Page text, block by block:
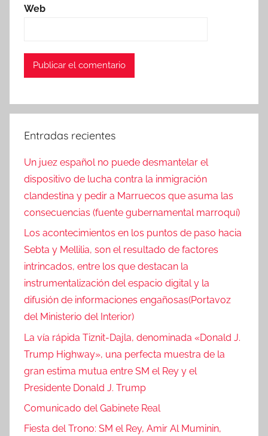
Web
Entradas recientes
Un juez español no puede desmantelar el
dispositivo de lucha contra la inmigración
clandestina y pedir a Marruecos que asuma las
consecuencias (fuente gubernamental marroquí)
Los acontecimientos en los puntos de paso hacia
Sebta y Mellilia, son el resultado de factores
intrincados, entre los que destacan la
instrumentalización del espacio digital y la
difusión de informaciones engañosas(Portavoz
del Ministerio del Interior)
La vía rápida Tiznit-Dajla, denominada «Donald J.
Trump Highway», una perfecta muestra de la
gran estima mutua entre SM el Rey y el
Presidente Donald J. Trump
Comunicado del Gabinete Real
Fiesta del Trono: SM el Rey, Amir Al Muminin,